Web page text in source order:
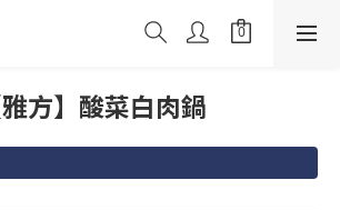
雅方】酸菜白肉鍋